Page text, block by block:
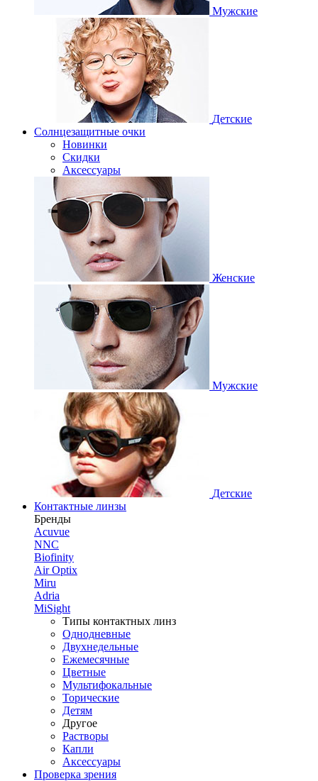
Мужские
Детские
Солнцезащитные очки
Новинки
Скидки
Аксессуары
Женские
Мужские
Детские
Контактные линзы
Бренды
Acuvue
NNC
Biofinity
Air Optix
Miru
Adria
MiSight
Типы контактных линз
Однодневные
Двухнедельные
Ежемесячные
Цветные
Мультифокальные
Торические
Детям
Другое
Растворы
Капли
Аксессуары
Проверка зрения